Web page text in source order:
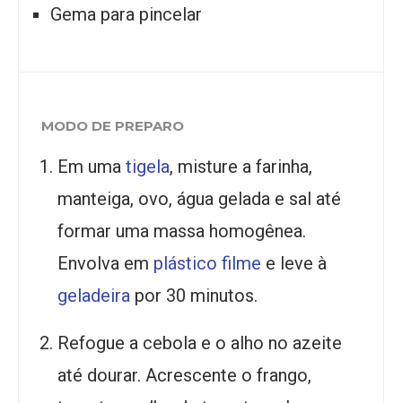
Gema para pincelar
MODO DE PREPARO
Em uma tigela, misture a farinha,
manteiga, ovo, água gelada e sal até
formar uma massa homogênea.
Envolva em plástico filme e leve à
geladeira por 30 minutos.
Refogue a cebola e o alho no azeite
até dourar. Acrescente o frango,